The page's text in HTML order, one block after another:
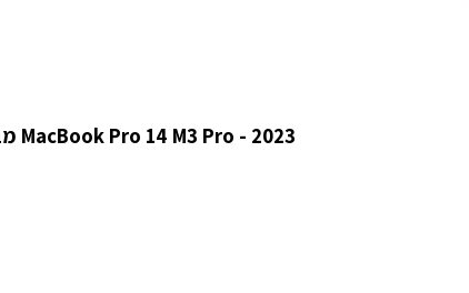
MacBook Pro 14 M3 Pro - 2023 מבית Apple